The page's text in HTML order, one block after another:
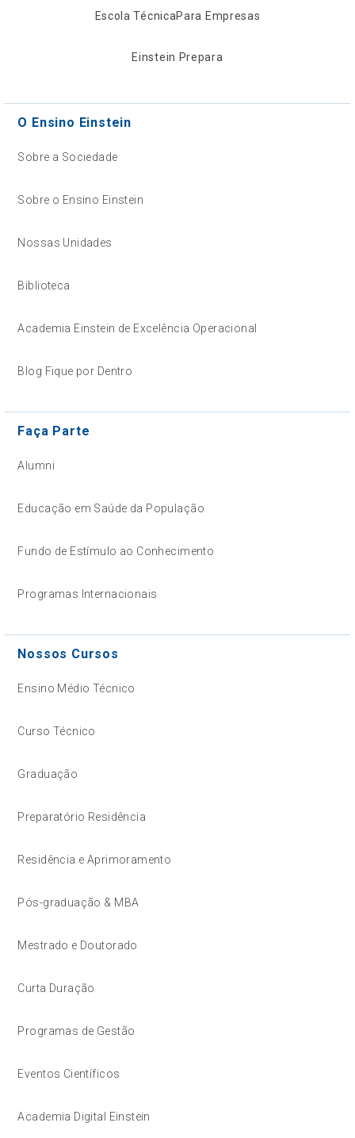
Escola TécnicaPara Empresas
Einstein Prepara
O Ensino Einstein
Sobre a Sociedade
Sobre o Ensino Einstein
Nossas Unidades
Biblioteca
Academia Einstein de Excelência Operacional
Blog Fique por Dentro
Faça Parte
Alumni
Educação em Saúde da População
Fundo de Estímulo ao Conhecimento
Programas Internacionais
Nossos Cursos
Ensino Médio Técnico
Curso Técnico
Graduação
Preparatório Residência
Residência e Aprimoramento
Pós-graduação & MBA
Mestrado e Doutorado
Curta Duração
Programas de Gestão
Eventos Científicos
Academia Digital Einstein